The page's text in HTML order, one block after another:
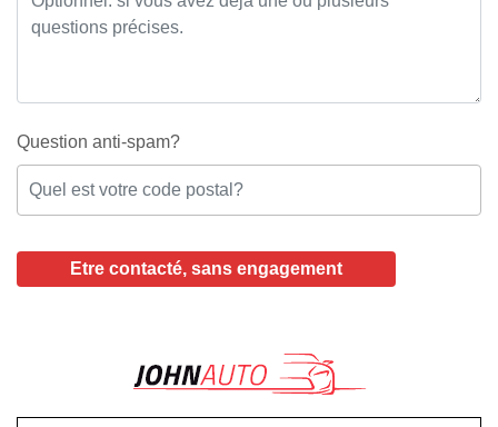
Question anti-spam?